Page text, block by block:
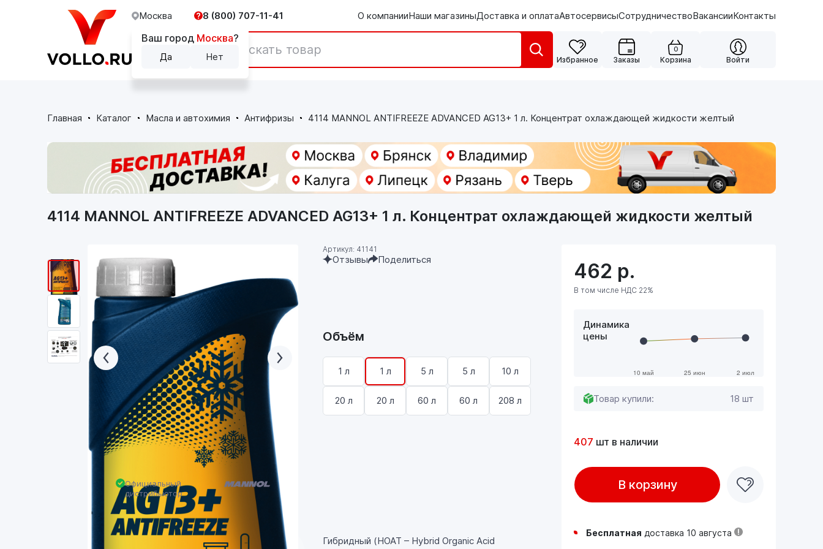
Москва
Ваш город Москва?
Да Нет
8 (800) 707-11-41 О компанииНаши магазиныДоставка и оплатаАвтосервисыСотрудничествоВакансииКонтакты
Каталог
Избранное Заказы
0
Корзина Войти
Главная Каталог Масла и автохимия Антифризы 4114 MANNOL ANTIFREEZE ADVANCED AG13+ 1 л. Концентрат охлаждающей жидкости желтый
Официальный
дистрибьютор
4114 MANNOL ANTIFREEZE ADVANCED AG13+ 1 л. Концентрат охлаждающей жидкости желтый
Артикул: 41141
Отзывы Поделиться
Объём
1 л 1 л 5 л 5 л 10 л
20 л 20 л 60 л 60 л 208 л
Гибридный (HOAT – Hybrid Organic Acid
462 р.
В том числе НДС 22%
Динамика
цены
Товар купили: 18 шт
407 шт в наличии
В корзину
Бесплатная доставка 10 августа